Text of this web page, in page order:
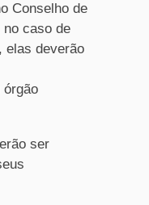
Conselho de
caso de
elas deverão
órgão
ser